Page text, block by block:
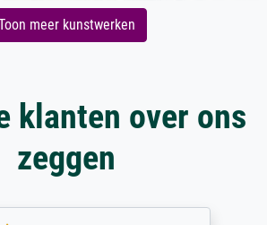
meer kunstwerken
klanten over ons
zeggen